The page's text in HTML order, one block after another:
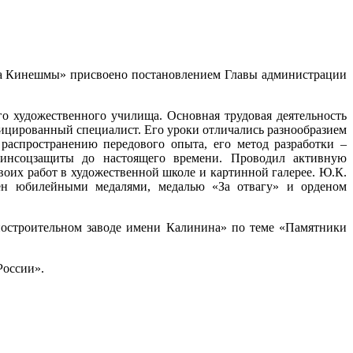
Кинешмы» присвоено постановлением Главы администрации
художественного училища. Основная трудовая деятельность
специалист. Его уроки отличались разнообразием
передового опыта, его метод разработки –
до настоящего времени. Проводил активную
работ в художественной школе и картинной галерее. Ю.К.
юбилейными медалями, медалью «За отвагу» и орденом
заводе имени Калинина» по теме «Памятники